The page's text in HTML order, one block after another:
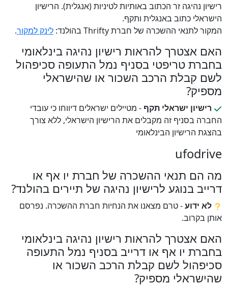
רישיון נהיגה זר הכתוב באותיות לטיניות (אנגלית). הרישיון
הישראלי כתוב באנגלית ותקף.
המקור לתנאי ההשכרה של חברת Thrifty בהולנד:
לינק למקור.
האם אצטרך להראות רישיון נהיגה בינלאומי
בחברת טריפטי בסניף נמל התעופה סכיפהול
לשם קבלת הרכב השכור או שהישראלי
מספיק?
רישיון ישראלי תקף - מטיילים ישראלים דיווחו כי עובדי
החברה בסניף זה מקבלים את הרישיון הישראלי, ללא צורך
בהצגת הרישיון הבינלאומי
ufodrive
מה הם תנאי ההשכרה של חברת יו אף או
דרייב בנוגע לרישיון נהיגה של תיירים בהולנד?
לא ידוע- טרם מצאנו את הנחיות חברת ההשכרה. נפרסם
אותן בקרוב.
האם אצטרך להראות רישיון נהיגה בינלאומי
בחברת יו אף או דרייב בסניף נמל התעופה
סכיפהול לשם קבלת הרכב השכור או
שהישראלי מספיק?